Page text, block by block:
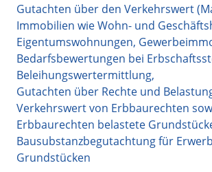
Gutachten über den Verkehrswert
Immobilien wie Wohn- und
Eigentumswohnungen,
Bedarfsbewertungen bei
Beleihungswertermittlung,
Gutachten über Rechte und
Verkehrswert von Erbbaurechten
Erbbaurechten belastete
Bausubstanzbegutachtung für
Grundstücken